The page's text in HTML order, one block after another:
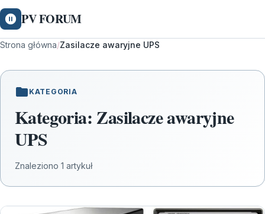
PV FORUM
Strona główna/Zasilacze awaryjne UPS
KATEGORIA
Kategoria: Zasilacze awaryjne
UPS
Znaleziono 1 artykuł